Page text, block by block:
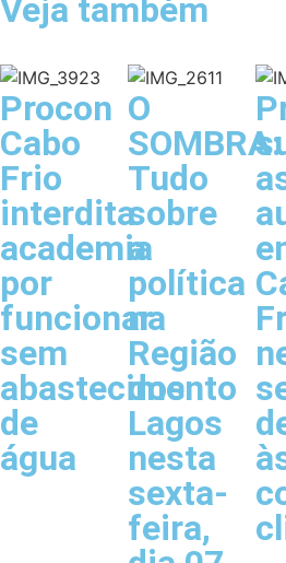
Veja também
Procon
Cabo
Frio
interdita
academia
por
funcionar
sem
abastecimento
de
água
O
SOMBRA:
Tudo
sobre
a
política
na
Região
dos
Lagos
nesta
sexta-
feira,